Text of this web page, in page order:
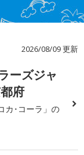
2026/08/09 更新
ーズジャ
府
カ･コーラ」の